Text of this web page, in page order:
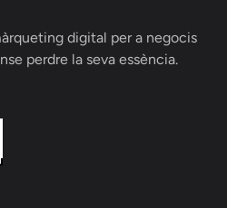
digital per a negocis
perdre la seva essència.